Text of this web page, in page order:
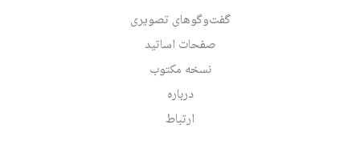
گفت‌وگوهای تصویری
صفحات اساتید
نسخه مکتوب
درباره
ارتباط